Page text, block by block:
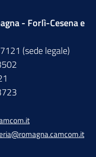
- Forlì-Cesena e
(sede legale)